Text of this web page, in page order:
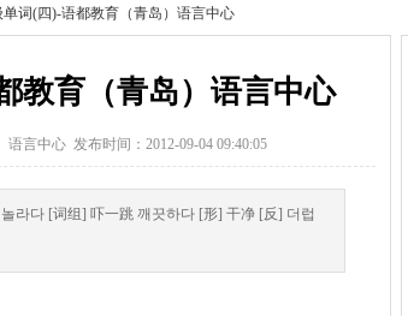
词(四)-语都教育（青岛）语言中心
教育（青岛）语言中心
语言中心 发布时间：2012-09-04 09:40:05
라다 [词组] 吓一跳 깨끗하다 [形] 干净 [反] 더럽